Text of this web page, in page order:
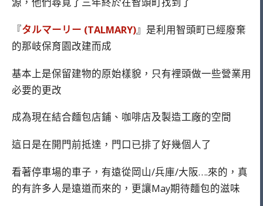
『タルマーリー (TALMARY)』是利用智頭町已經廢棄
的那岐保育園改建而成
基本上是保留建物的原始樣貌，只有裡頭做一些營業用
必要的更改
成為現在結合麵包店鋪、咖啡店及製造工廠的空間
這日是在開門前抵達，門口已排了好幾個人了
看著停車場的車子，有遠從岡山/兵庫/大阪….來的，真
的有許多人是遠道而來的，更讓May期待麵包的滋味